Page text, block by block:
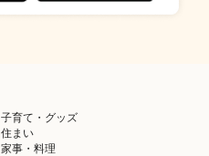
子育て・グッズ
住まい
家事・料理